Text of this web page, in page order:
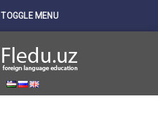
TOGGLE MENU